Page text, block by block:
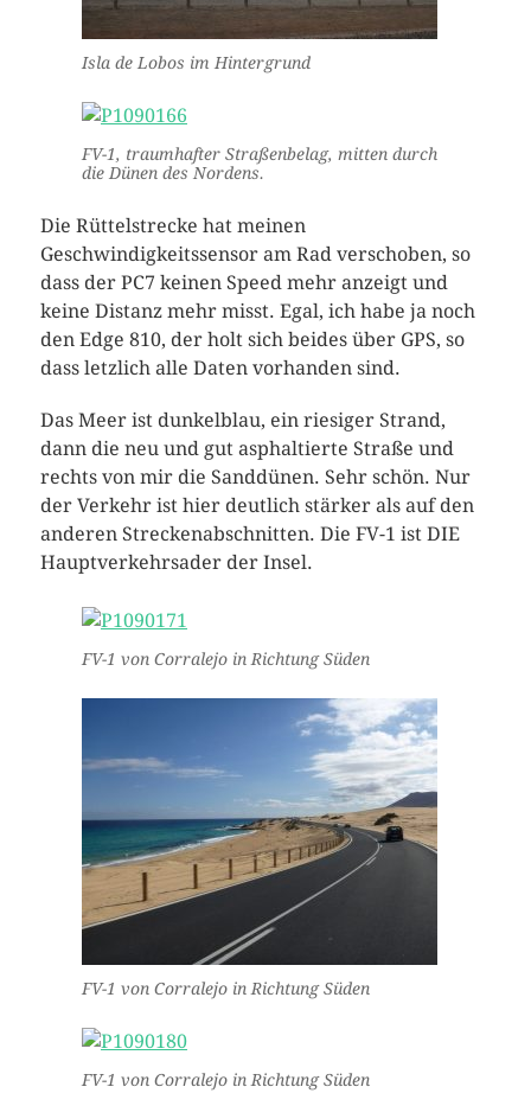
Isla de Lobos im Hintergrund
FV-1, traumhafter Straßenbelag, mitten durch
die Dünen des Nordens.
Die Rüttelstrecke hat meinen
Geschwindigkeitssensor am Rad verschoben, so
dass der PC7 keinen Speed mehr anzeigt und
keine Distanz mehr misst. Egal, ich habe ja noch
den Edge 810, der holt sich beides über GPS, so
dass letzlich alle Daten vorhanden sind.
Das Meer ist dunkelblau, ein riesiger Strand,
dann die neu und gut asphaltierte Straße und
rechts von mir die Sanddünen. Sehr schön. Nur
der Verkehr ist hier deutlich stärker als auf den
anderen Streckenabschnitten. Die FV-1 ist DIE
Hauptverkehrsader der Insel.
FV-1 von Corralejo in Richtung Süden
FV-1 von Corralejo in Richtung Süden
FV-1 von Corralejo in Richtung Süden